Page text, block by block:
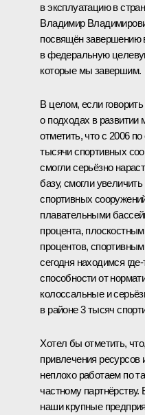
в эксплуатацию в
Владимир
посвящён завершению
в федеральную
которые мы завершим.
В целом, если
о подходах в
отметить, что с 2006
тысячи спортивных
смогли серьёзно
базу, смогли
спортивных
плавательными
процента,
процентов,
сегодня находимся
способности от
колоссальные и
в районе 3 тысяч
Хотел бы отметить,
привлечения ресурсов
неплохо работаем по
частному
наши крупные